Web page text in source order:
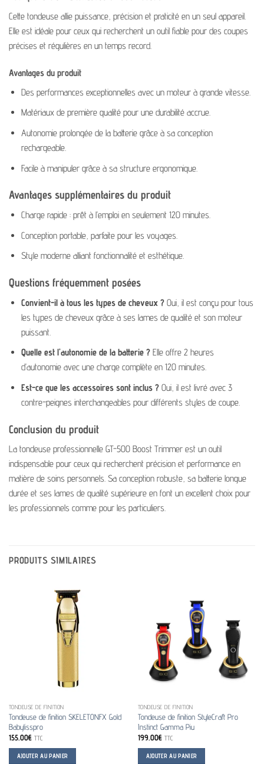
Cette tondeuse allie puissance, précision et praticité en un seul appareil.
Elle est idéale pour ceux qui recherchent un outil fiable pour des coupes
précises et régulières en un temps record.
Avantages du produit
Des performances exceptionnelles avec un moteur à grande vitesse.
Matériaux de première qualité pour une durabilité accrue.
Autonomie prolongée de la batterie grâce à sa conception
rechargeable.
Facile à manipuler grâce à sa structure ergonomique.
Avantages supplémentaires du produit
Charge rapide : prêt à l’emploi en seulement 120 minutes.
Conception portable, parfaite pour les voyages.
Style moderne alliant fonctionnalité et esthétique.
Questions fréquemment posées
Convient-il à tous les types de cheveux ?Oui, il est conçu pour tous
les types de cheveux grâce à ses lames de qualité et son moteur
puissant.
Quelle est l’autonomie de la batterie ?Elle offre 2 heures
d’autonomie avec une charge complète en 120 minutes.
Est-ce que les accessoires sont inclus ?Oui, il est livré avec 3
contre-peignes interchangeables pour différents styles de coupe.
Conclusion du produit
La tondeuse professionnelle GT-500 Boost Trimmer est un outil
indispensable pour ceux qui recherchent précision et performance en
matière de soins personnels. Sa conception robuste, sa batterie longue
durée et ses lames de qualité supérieure en font un excellent choix pour
les professionnels comme pour les particuliers.
PRODUITS SIMILAIRES
TONDEUSE DE FINITION
Tondeuse de finition SKELETONFX Gold
Babylisspro
155.00€ TTC
AJOUTER AU PANIER
TONDEUSE DE FINITION
Tondeuse de finition StyleCraft Pro
Instinct Gamma Piu
199.00€ TTC
AJOUTER AU PANIER